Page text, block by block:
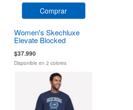
Comprar
Women's Skechluxe
Elevate Blocked
$37.990
Disponible en 2 colores